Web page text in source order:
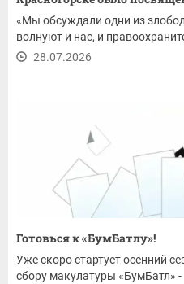
«Мы обсуждали одни из
волнуют и нас, и
28.07.2026
Готовься к «БумБатлу»!
Уже скоро стартует осенний
сбору макулатуры «БумБатл»